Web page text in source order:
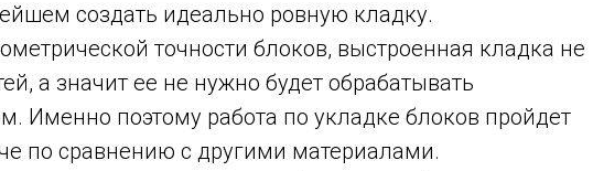
создать идеально ровную кладку.
точности блоков, выстроенная кладка не
а значит ее не нужно будет обрабатывать
Именно поэтому работа по укладке блоков пройдет
по сравнению с другими материалами.